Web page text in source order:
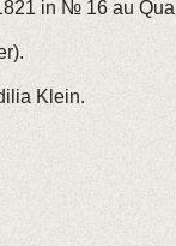
in № 16 au
Klein.